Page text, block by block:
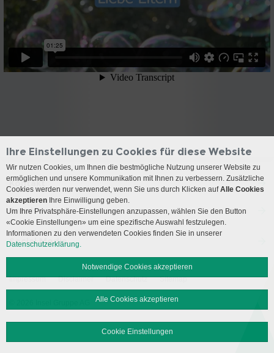
Kontakt
Anreise
Social Media
Impressum Disclaimer Datenschutz Sitemap
Ihre Einstellungen zu Cookies für diese Website
Wir nutzen Cookies, um Ihnen die bestmögliche Nutzung unserer Website zu
ermöglichen und unsere Kommunikation mit Ihnen zu verbessern. Zusätzliche
Cookies werden nur verwendet, wenn Sie uns durch Klicken aufAlle Cookies
akzeptieren Ihre Einwilligung geben.
Um Ihre Privatsphäre-Einstellungen anzupassen, wählen Sie den Button
«Cookie Einstellungen» um eine spezifische Auswahl festzulegen.
Informationen zu den verwendeten Cookies finden Sie in unserer
Datenschutzerklärung.
Notwendige Cookies akzeptieren
Alle Cookies akzeptieren
Cookie Einstellungen